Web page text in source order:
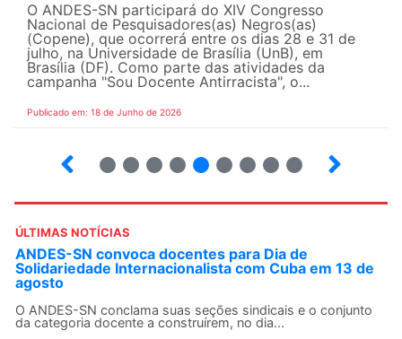
O ANDES-SN participará do XIV Congresso
Nacional de Pesquisadores(as) Negros(as)
(Copene), que ocorrerá entre os dias 28 e 31 de
julho, na Universidade de Brasília (UnB), em
Brasília (DF). Como parte das atividades da
campanha "Sou Docente Antirracista", o...
Publicado em: 18 de Junho de 2026
ÚLTIMAS NOTÍCIAS
ANDES-SN convoca docentes para Dia de
Solidariedade Internacionalista com Cuba em 13 de
agosto
O ANDES-SN conclama suas seções sindicais e o conjunto
da categoria docente a construírem, no dia...